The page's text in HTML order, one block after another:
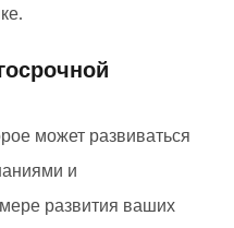
может развиваться
и
развития ваших